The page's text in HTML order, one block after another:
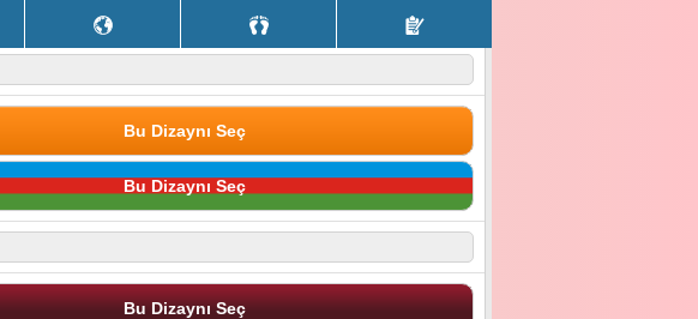
Bu Dizaynı Seç
Bu Dizaynı Seç
Bu Dizaynı Seç